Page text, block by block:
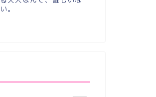
い。